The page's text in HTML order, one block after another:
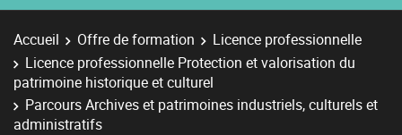
Accueil Offre de formation
Licence professionnelle
Licence professionnelle Protection et valorisation du
patrimoine historique et culturel
Parcours Archives et patrimoines industriels, culturels et
administratifs